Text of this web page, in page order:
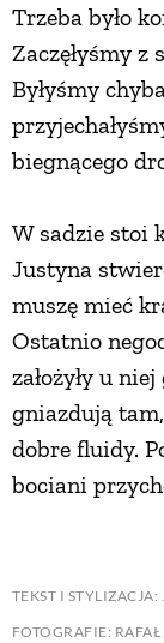
Trzeba było
Zaczęłyśmy z
Byłyśmy
biegnącego
W sadzie stoi
Justyna
muszę mieć
Ostatnio
założyły u
gniazdują
dobre fluidy.
bociani
TEKST I
FOTOGRAFIE: RAFAŁ